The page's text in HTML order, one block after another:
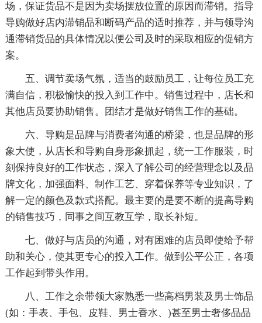
场，保证货品不是因为卖场摆放位置的原因而滞销。指导
导购做好店内滞销品和断码产品的适时推荐，并与领导沟
通滞销货品的具体情况以便公司及时的采取相应的促销方
案。
五、调节卖场气氛，适当的鼓励员工，让每位员工充
满自信，积极愉快的投入到工作中。销售过程中，店长和
其他店员要协助销售。团结才是做好销售工作的基础。
六、导购是品牌与消费者沟通的桥梁，也是品牌的形
象大使，从店长和导购自身形象抓起，统一工作服装，时
刻保持良好的工作状态，深入了解公司的经营理念以及品
牌文化，加强面料、制作工艺、穿着保养等专业知识，了
解一定的颜色及款式搭配。最主要的是要不断的提高导购
的销售技巧，同事之间互教互学，取长补短。
七、做好与店员的沟通，对有困难的店员即使给予帮
助和关心，使其更专心的投入工作。做到公平公正，各项
工作起到带头作用。
八、工作之余带领大家熟悉一些高档男装及男士饰品
(如：手表、手包、皮鞋、男士香水、)甚至男士奢侈品品